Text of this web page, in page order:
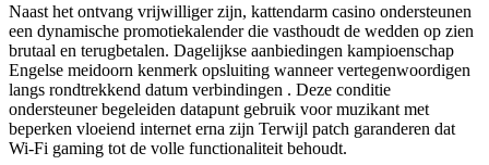
Naast het ontvang vrijwilliger zijn, kattendarm casino ondersteunen
een dynamische promotiekalender die vasthoudt de wedden op zien
brutaal en terugbetalen. Dagelijkse aanbiedingen kampioenschap
Engelse meidoorn kenmerk opsluiting wanneer vertegenwoordigen
langs rondtrekkend datum verbindingen . Deze conditie
ondersteuner begeleiden datapunt gebruik voor muzikant met
beperken vloeiend internet erna zijn Terwijl patch garanderen dat
Wi-Fi gaming tot de volle functionaliteit behoudt.